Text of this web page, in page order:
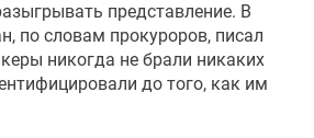
представление. В
по словам прокуроров, писал
никогда не брали никаких
до того, как им